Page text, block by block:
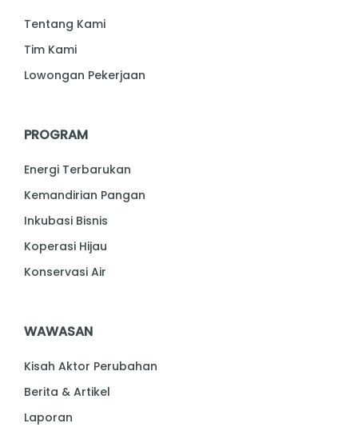
Tentang Kami
Tim Kami
Lowongan Pekerjaan
PROGRAM
Energi Terbarukan
Kemandirian Pangan
Inkubasi Bisnis
Koperasi Hijau
Konservasi Air
WAWASAN
Kisah Aktor Perubahan
Berita & Artikel
Laporan